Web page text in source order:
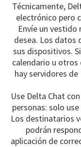
Técnicamente,
electrónico pero
Envíe un
desea. Los datos
sus dispositivos.
calendario u otros
hay servidores
Use Delta Chat
personas: solo
Los destinatarios
podrán
aplicación de